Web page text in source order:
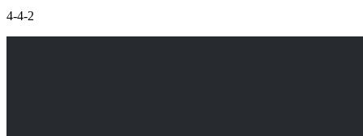
4-4-2